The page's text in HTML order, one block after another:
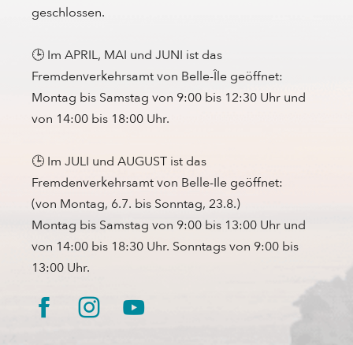
geschlossen.
🕒 Im APRIL, MAI und JUNI ist das
Fremdenverkehrsamt von Belle-Île geöffnet:
Montag bis Samstag von 9:00 bis 12:30 Uhr und
von 14:00 bis 18:00 Uhr.
🕒 Im JULI und AUGUST ist das
Fremdenverkehrsamt von Belle-Ile geöffnet:
(von Montag, 6.7. bis Sonntag, 23.8.)
Montag bis Samstag von 9:00 bis 13:00 Uhr und
von 14:00 bis 18:30 Uhr. Sonntags von 9:00 bis
13:00 Uhr.